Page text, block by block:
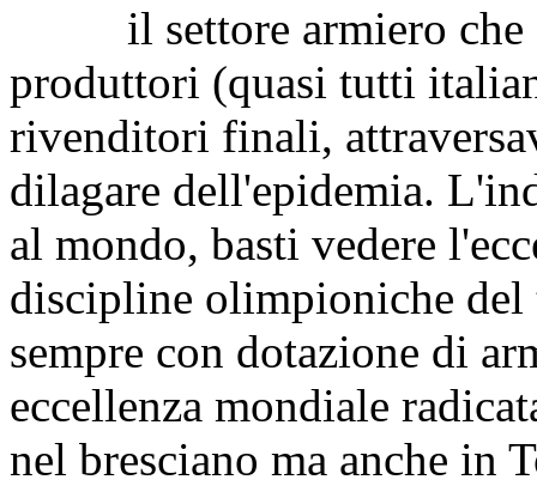
il settore armiero che
produttori (quasi tutti
rivenditori finali,
dilagare dell'epidemia.
al mondo, basti vedere
discipline olimpioniche
sempre con dotazione di
eccellenza mondiale
nel bresciano ma anche in